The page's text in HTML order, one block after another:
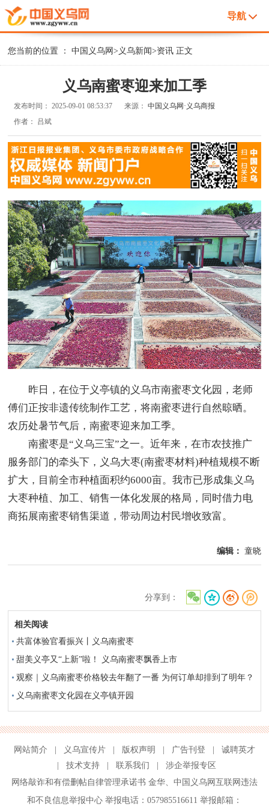
导航
您当前的位置 ：中国义乌网> 义乌新闻>资讯 正文
义乌南蜜枣迎来加工季
发布时间：2025-09-01 08:53:37 来源：中国义乌网·义乌商报
作者： 吕斌
昨日，在位于义亭镇的义乌市南蜜枣文化园，老师
傅们正按非遗传统制作工艺，将南蜜枣进行自然晾晒。
农历处暑节气后，南蜜枣迎来加工季。
南蜜枣是“义乌三宝”之一。近年来，在市农技推广
服务部门的牵头下，义乌大枣(南蜜枣材料)种植规模不断
扩大，目前全市种植面积约6000亩。我市已形成集义乌
大枣种植、加工、销售一体化发展的格局，同时借力电
商拓展南蜜枣销售渠道，带动周边村民增收致富。
编辑： 童晓
分享到：
相关阅读
共富体验官看振兴丨义乌南蜜枣
甜美义亭又“上新”啦！ 义乌南蜜枣飘香上市
观察｜义乌南蜜枣价格较去年翻了一番 为何订单却排到了明年？
义乌南蜜枣文化园在义亭镇开园
网站简介 义乌宣传片 版权声明 广告刊登
诚聘英才
技术支持 联系我们
涉企举报专区
网络敲诈和有偿删帖自律管理承诺书 金华、 中国义乌网互联网违法
和不良信息举报中心举报电话：057985516611 举报邮箱：